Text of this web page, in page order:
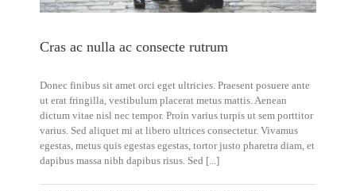
Cras ac nulla ac consecte rutrum
Donec finibus sit amet orci eget ultricies. Praesent posuere ante
ut erat fringilla, vestibulum placerat metus mattis. Aenean
dictum vitae nisl nec tempor. Proin varius turpis ut sem porttitor
varius. Sed aliquet mi at libero ultrices consectetur. Vivamus
egestas, metus quis egestas egestas, tortor justo pharetra diam, et
dapibus massa nibh dapibus risus. Sed [...]